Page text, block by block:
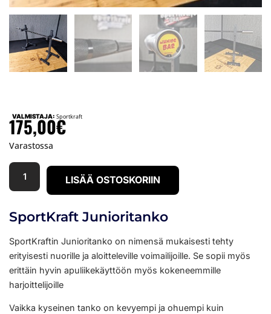
VALMISTAJA: Sportkraft
175,00€
Varastossa
LISÄÄ OSTOSKORIIN
SportKraft Junioritanko
SportKraftin Junioritanko on nimensä mukaisesti tehty
erityisesti nuorille ja aloitteleville voimailijoille. Se sopii myös
erittäin hyvin apuliikekäyttöön myös kokeneemmille
harjoittelijoille
Vaikka kyseinen tanko on kevyempi ja ohuempi kuin